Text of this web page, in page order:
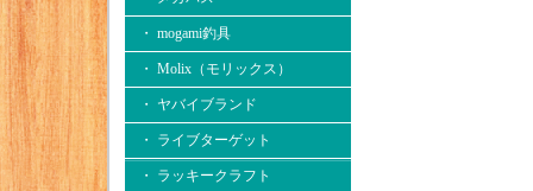
・ mogami釣具
・ Molix（モリックス）
・ ヤバイブランド
・ ライブターゲット
・ ラッキークラフト